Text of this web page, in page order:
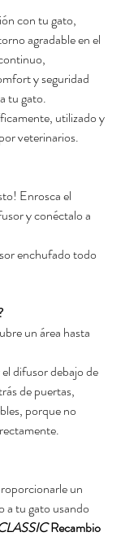
con tu gato,
agradable en el
y seguridad
tu gato.
utilizado y
veterinarios.
Enrosca el
y conéctalo a
enchufado todo
un área hasta
difusor debajo de
de puertas,
porque no
un
a tu gato usando
Recambio